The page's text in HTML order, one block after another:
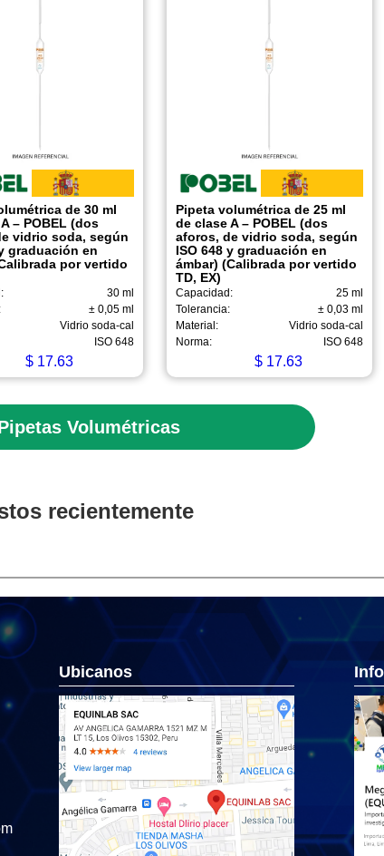
de 30 ml
– POBEL (dos
vidrio soda, según
graduación en
por vertido
30 ml
± 0,05 ml
Vidrio soda-cal
ISO 648
$ 17.63
Pipeta volumétrica de 25 ml
de clase A – POBEL (dos
aforos, de vidrio soda, según
ISO 648 y graduación en
ámbar) (Calibrada por vertido
TD, EX)
Capacidad:
25 ml
Tolerancia:
± 0,03 ml
Material:
Vidrio soda-cal
Norma:
ISO 648
$17.63
Volumétricas
recientemente
Ubicanos